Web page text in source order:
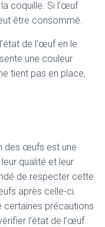
la coquille. Si l’œuf
être consommé.
de l’œuf en le
une couleur
tient pas en place,
des œufs est une
qualité et leur
de respecter cette
après celle-ci.
certaines précautions
l’état de l’œuf